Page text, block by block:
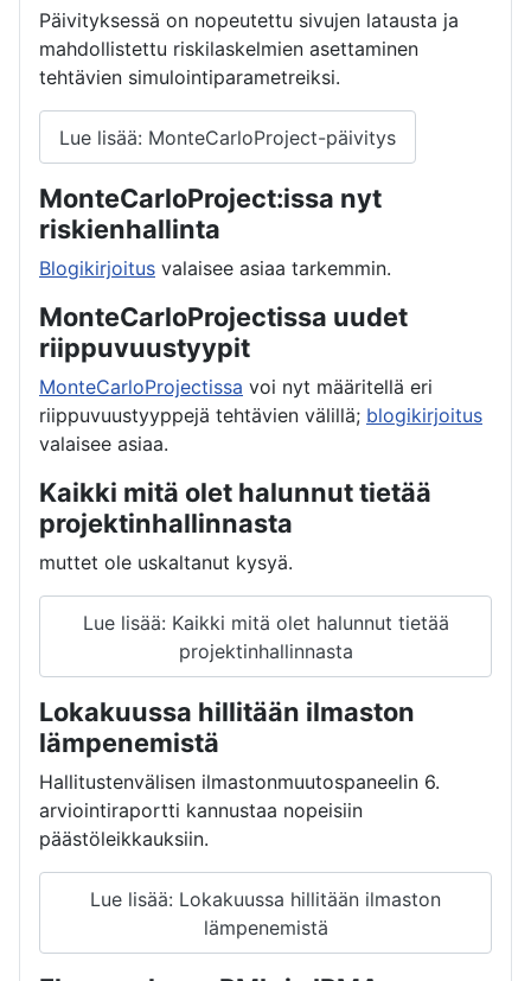
Päivityksessä on nopeutettu sivujen latausta ja
mahdollistettu riskilaskelmien asettaminen
tehtävien simulointiparametreiksi.
Lue lisää: MonteCarloProject-päivitys
MonteCarloProject:issa nyt
riskienhallinta
Blogikirjoitus valaisee asiaa tarkemmin.
MonteCarloProjectissa uudet
riippuvuustyypit
MonteCarloProjectissa voi nyt määritellä eri
riippuvuustyyppejä tehtävien välillä; blogikirjoitus
valaisee asiaa.
Kaikki mitä olet halunnut tietää
projektinhallinnasta
muttet ole uskaltanut kysyä.
Lue lisää: Kaikki mitä olet halunnut tietää
projektinhallinnasta
Lokakuussa hillitään ilmaston
lämpenemistä
Hallitustenvälisen ilmastonmuutospaneelin 6.
arviointiraportti kannustaa nopeisiin
päästöleikkauksiin.
Lue lisää: Lokakuussa hillitään ilmaston
lämpenemistä